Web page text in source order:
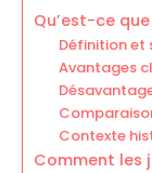
Qu’est-ce
Définition
Avantages
Contexte
Comment les